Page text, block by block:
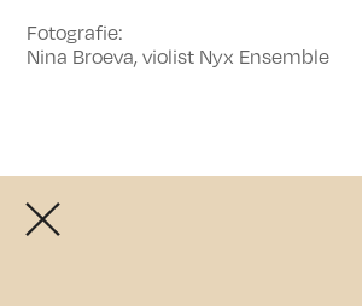
Fotografie:
Nina Broeva, violist Nyx Ensemble
De exposities zijn vrij toegankelijk